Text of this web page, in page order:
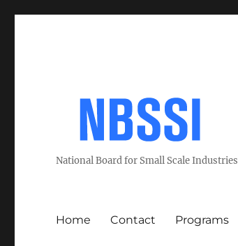
National Board for Small Scale Industries
Home Contact Programs